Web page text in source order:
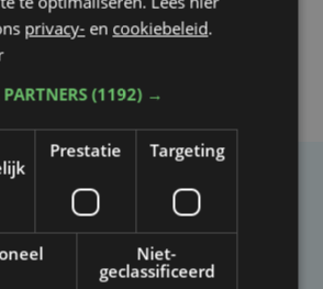
opgemerkt?
of schrijffout opgemerkt in dit
artikel?
privacy- en cookiebeleid.
(1192) →
Prestatie Targeting
Niet-
geclassificeerd